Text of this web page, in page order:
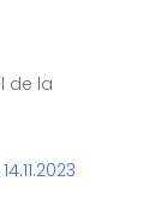
de la
14.11.2023